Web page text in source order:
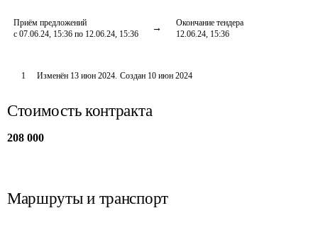
Приём предложений
с 07.06.24, 15:36 по 12.06.24, 15:36
Окончание тендера
12.06.24, 15:36
1 Изменён 13 июн 2024. Создан 10 июн 2024
Стоимость контракта
208 000
Маршруты и транспорт